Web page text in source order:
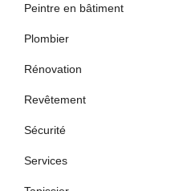
Peintre en bâtiment
Plombier
Rénovation
Revêtement
Sécurité
Services